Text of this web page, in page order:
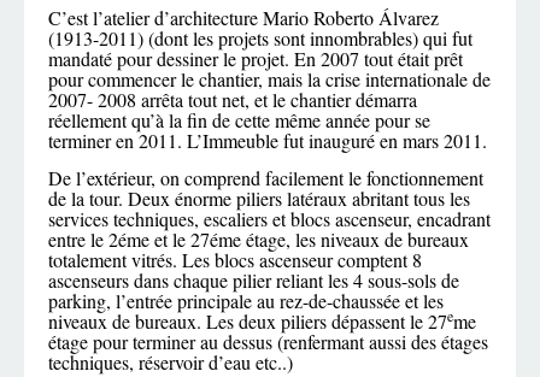
C’est l’atelier d’architecture Mario Roberto Álvarez
(1913-2011) (dont les projets sont innombrables) qui fut
mandaté pour dessiner le projet. En 2007 tout était prêt
pour commencer le chantier, mais la crise internationale de
2007- 2008 arrêta tout net, et le chantier démarra
réellement qu’à la fin de cette même année pour se
terminer en 2011. L’Immeuble fut inauguré en mars 2011.
De l’extérieur, on comprend facilement le fonctionnement
de la tour. Deux énorme piliers latéraux abritant tous les
services techniques, escaliers et blocs ascenseur, encadrant
entre le 2éme et le 27éme étage, les niveaux de bureaux
totalement vitrés. Les blocs ascenseur comptent 8
ascenseurs dans chaque pilier reliant les 4 sous-sols de
parking, l’entrée principale au rez-de-chaussée et les
niveaux de bureaux. Les deux piliers dépassent le 27eme
étage pour terminer au dessus (renfermant aussi des étages
techniques, réservoir d’eau etc..)